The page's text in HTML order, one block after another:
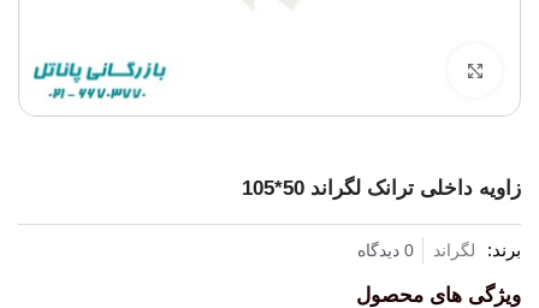
زاویه داخلی ترانک لگراند 50*105
برند: لگراند 0 دیدگاه
ویژگی های محصول